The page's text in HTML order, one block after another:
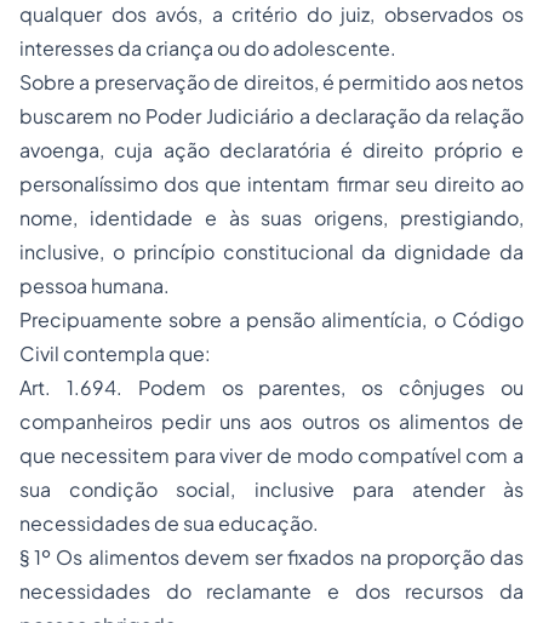
qualquer dos avós, a critério do juiz, observados os
interesses da criança ou do adolescente.
Sobre a preservação de direitos, é permitido aos netos
buscarem no Poder Judiciário a declaração da relação
avoenga, cuja ação declaratória é direito próprio e
personalíssimo dos que intentam firmar seu direito ao
nome, identidade e às suas origens, prestigiando,
inclusive, o princípio constitucional da dignidade da
pessoa humana.
Precipuamente sobre a pensão alimentícia, o Código
Civil contempla que:
Art. 1.694. Podem os parentes, os cônjuges ou
companheiros pedir uns aos outros os alimentos de
que necessitem para viver de modo compatível com a
sua condição social, inclusive para atender às
necessidades de sua educação.
§ 1º Os alimentos devem ser fixados na proporção das
necessidades do reclamante e dos recursos da